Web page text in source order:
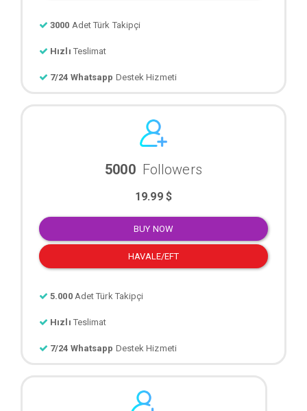
3000 Adet Türk Takipçi
Hızlı Teslimat
7/24 Whatsapp Destek Hizmeti
5000 Followers
19.99 $
BUY NOW
HAVALE/EFT
5.000 Adet Türk Takipçi
Hızlı Teslimat
7/24 Whatsapp Destek Hizmeti